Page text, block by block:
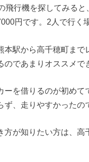
飛行機を探してみる
円です。2人で行く
本駅から高千穂町まで
のであまりオススメで
ーを借りるのが初め
ず、走りやすかったの
方が知りたい方は、